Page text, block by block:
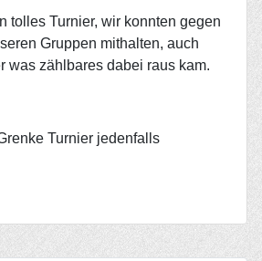
tolles Turnier, wir konnten gegen
Gruppen mithalten, auch
was zählbares dabei raus kam.
Turnier jedenfalls